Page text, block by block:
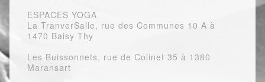
ESPACES YOGA
La TranverSalle, rue des Communes 10 A à
1470 Baisy Thy
Les Buissonnets, rue de Colinet 35 à 1380
Maransart